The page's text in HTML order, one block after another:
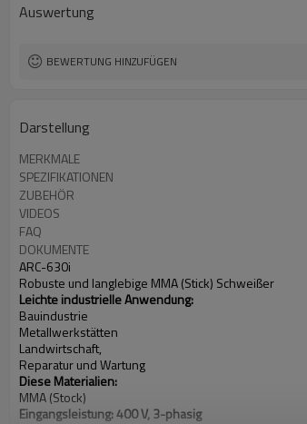
Maße
Auswertung
BEWERTUNG HINZUFÜGEN
Darstellung
MERKMALE
SPEZIFIKATIONEN
ZUBEHÖR
VIDEOS
FAQ
DOKUMENTE
ARC-630i
Robuste und langlebige MMA (Stick) Schweißer
Leichte industrielle Anwendung:
Bauindustrie
Metallwerkstätten
Landwirtschaft,
Reparatur und Wartung
Diese Materialien:
MMA (Stock)
Eingangsleistung: 400 V, 3-phasig